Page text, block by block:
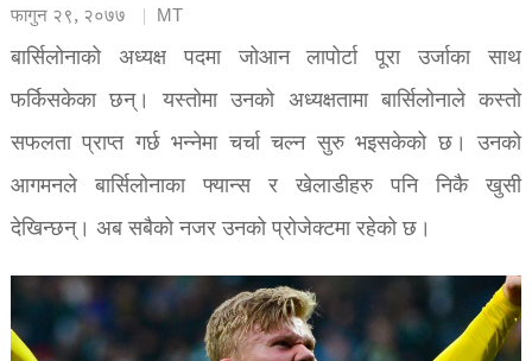
फागुन २९, २०७७ MT
बार्सिलोनाको अध्यक्ष पदमा जोआन लापोर्टा पूरा उर्जाका साथ
फर्किसकेका छन्। यस्तोमा उनको अध्यक्षतामा बार्सिलोनाले कस्तो
सफलता प्राप्त गर्छ भन्नेमा चर्चा चल्न सुरु भइसकेको छ। उनको
आगमनले बार्सिलोनाका फ्यान्स र खेलाडीहरु पनि निकै खुसी
देखिन्छन्। अब सबैको नजर उनको प्रोजेक्टमा रहेको छ।